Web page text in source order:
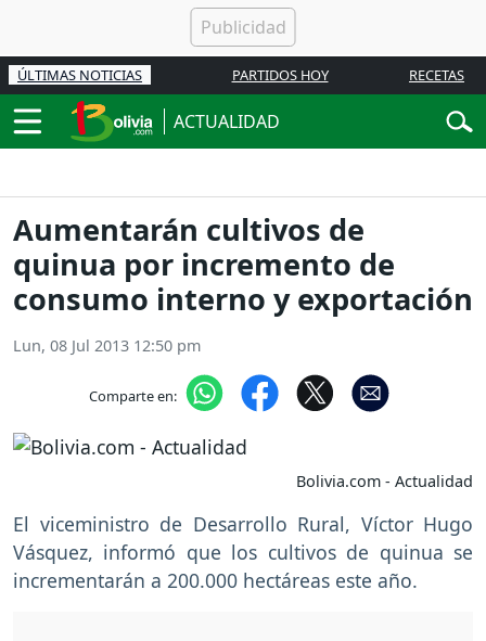
ÚLTIMAS NOTICIAS PARTIDOS HOY RECETAS
ACTUALIDAD
Aumentarán cultivos de
quinua por incremento de
consumo interno y exportación
Lun, 08 Jul 2013 12:50 pm
Comparte en:
Bolivia.com - Actualidad
El viceministro de Desarrollo Rural, Víctor Hugo
Vásquez, informó que los cultivos de quinua se
incrementarán a 200.000 hectáreas este año.